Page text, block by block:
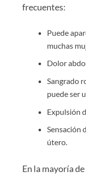
frecuentes:
Puede
muchas
Dolor
Sangrado
puede ser
Expulsión
Sensación
útero.
En la mayoría